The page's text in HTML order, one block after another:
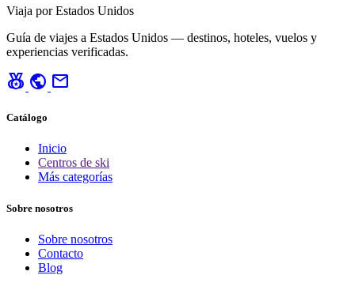
Viaja por Estados Unidos
Guía de viajes a Estados Unidos — destinos, hoteles, vuelos y
experiencias verificadas.
social_leaderboard public mail
Catálogo
Inicio
Centros de ski
Más categorías
Sobre nosotros
Sobre nosotros
Contacto
Blog